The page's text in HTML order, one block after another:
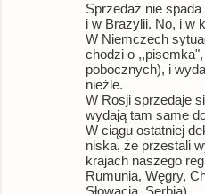
Sprzedaż nie
i w Brazylii. No, i w
W Niemczech
chodzi o
pobocznych), i
nieźle.
W Rosji sprzedaje
wydają tam same
W ciągu ostatniej
niska, że przestali
krajach naszego
Rumunia, Węgry,